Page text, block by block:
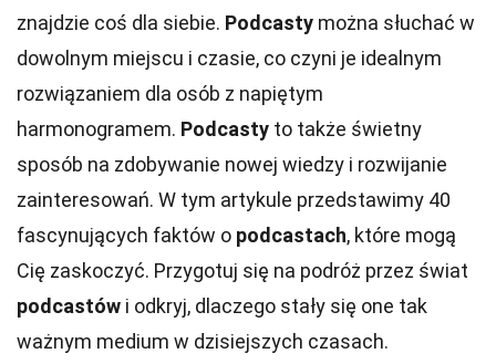
znajdzie coś dla siebie. Podcasty można słuchać w
dowolnym miejscu i czasie, co czyni je idealnym
rozwiązaniem dla osób z napiętym
harmonogramem. Podcasty to także świetny
sposób na zdobywanie nowej wiedzy i rozwijanie
zainteresowań. W tym artykule przedstawimy 40
fascynujących faktów o podcastach, które mogą
Cię zaskoczyć. Przygotuj się na podróż przez świat
podcastów i odkryj, dlaczego stały się one tak
ważnym medium w dzisiejszych czasach.